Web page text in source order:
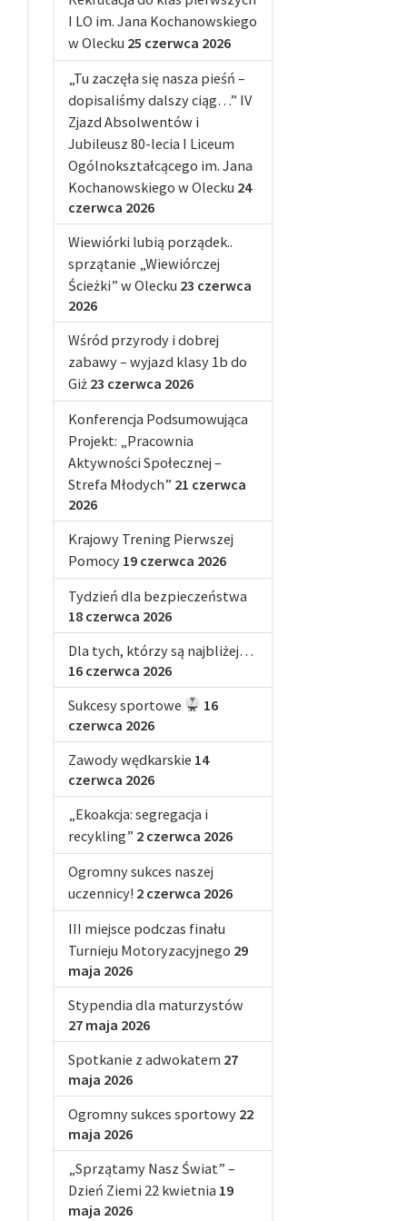
I LO im. Jana Kochanowskiego
w Olecku 25 czerwca 2026
„Tu zaczęła się nasza pieśń –
dopisaliśmy dalszy ciąg…” IV
Zjazd Absolwentów i
Jubileusz 80-lecia I Liceum
Ogólnokształcącego im. Jana
Kochanowskiego w Olecku 24
czerwca 2026
Wiewiórki lubią porządek..
sprzątanie „Wiewiórczej
Ścieżki” w Olecku 23 czerwca
2026
Wśród przyrody i dobrej
zabawy – wyjazd klasy 1b do
Giż 23 czerwca 2026
Konferencja Podsumowująca
Projekt: „Pracownia
Aktywności Społecznej –
Strefa Młodych” 21 czerwca
2026
Krajowy Trening Pierwszej
Pomocy 19 czerwca 2026
Tydzień dla bezpieczeństwa
18 czerwca 2026
Dla tych, którzy są najbliżej…
16 czerwca 2026
Sukcesy sportowe
16
czerwca 2026
Zawody wędkarskie 14
czerwca 2026
„Ekoakcja: segregacja i
recykling” 2 czerwca 2026
Ogromny sukces naszej
uczennicy! 2 czerwca 2026
III miejsce podczas finału
Turnieju Motoryzacyjnego 29
maja 2026
Stypendia dla maturzystów
27 maja 2026
Spotkanie z adwokatem 27
maja 2026
Ogromny sukces sportowy 22
maja 2026
„Sprzątamy Nasz Świat” –
Dzień Ziemi 22 kwietnia 19
maja 2026